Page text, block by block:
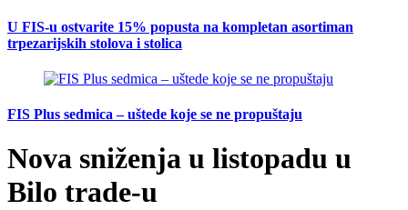
U FIS-u ostvarite 15% popusta na kompletan asortiman
trpezarijskih stolova i stolica
FIS Plus sedmica – uštede koje se ne propuštaju
Nova sniženja u listopadu u
Bilo trade-u